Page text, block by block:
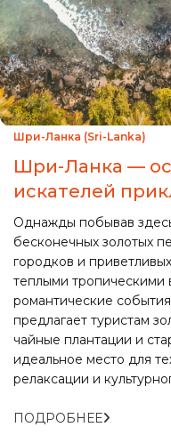
Шри-Ланка (Sri-Lanka)
Шри-Ланка —
искателей
Однажды побывав
бесконечных золотых
городков и
теплыми тропическими
романтические
предлагает туристам
чайные плантации и
идеальное место для
релаксации и
ПОДРОБНЕЕ